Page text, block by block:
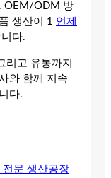
OEM/ODM 방
생산이 1 언제
다.
리고 유통까지
와 함께 지속
다.
전문 생산공장